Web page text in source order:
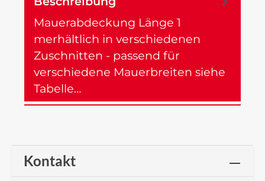
Mauerabdeckung Länge 1
merhältlich in verschiedenen
Zuschnitten - passend für
verschiedene Mauerbreiten siehe
Tabelle…
Kontakt